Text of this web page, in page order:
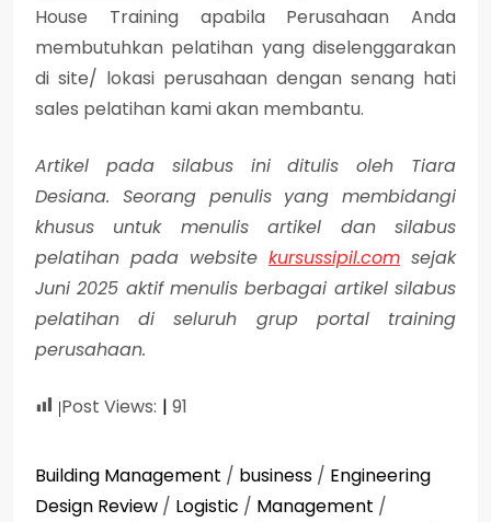
House Training apabila Perusahaan Anda
membutuhkan pelatihan yang diselenggarakan
di site/ lokasi perusahaan dengan senang hati
sales pelatihan kami akan membantu.
Artikel pada silabus ini ditulis oleh Tiara
Desiana. Seorang penulis yang membidangi
khusus untuk menulis artikel dan silabus
pelatihan pada website kursussipil.com sejak
Juni 2025 aktif menulis berbagai artikel silabus
pelatihan di seluruh grup portal training
perusahaan.
Post Views: 91
Building Management / business / Engineering
Design Review / Logistic / Management /